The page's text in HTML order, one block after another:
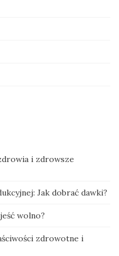
i zdrowsze
Jak dobrać dawki?
wolno?
zdrowotne i